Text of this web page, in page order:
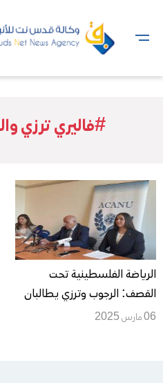
#فاليري ترزي
الرياضة الفلسطينية تحت
القصف: الرجوب وترزي يطالبان
بمحاسبة إسرائيل على انتهاكاتها
06 مارس 2025